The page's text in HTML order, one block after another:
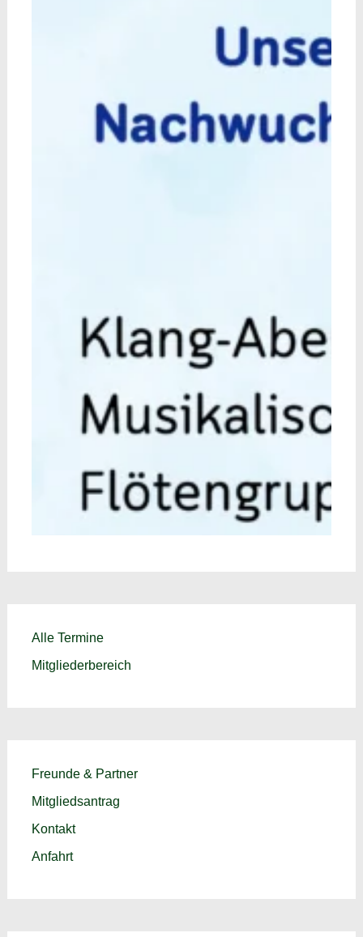
Alle Termine
Mitgliederbereich
Freunde & Partner
Mitgliedsantrag
Kontakt
Anfahrt